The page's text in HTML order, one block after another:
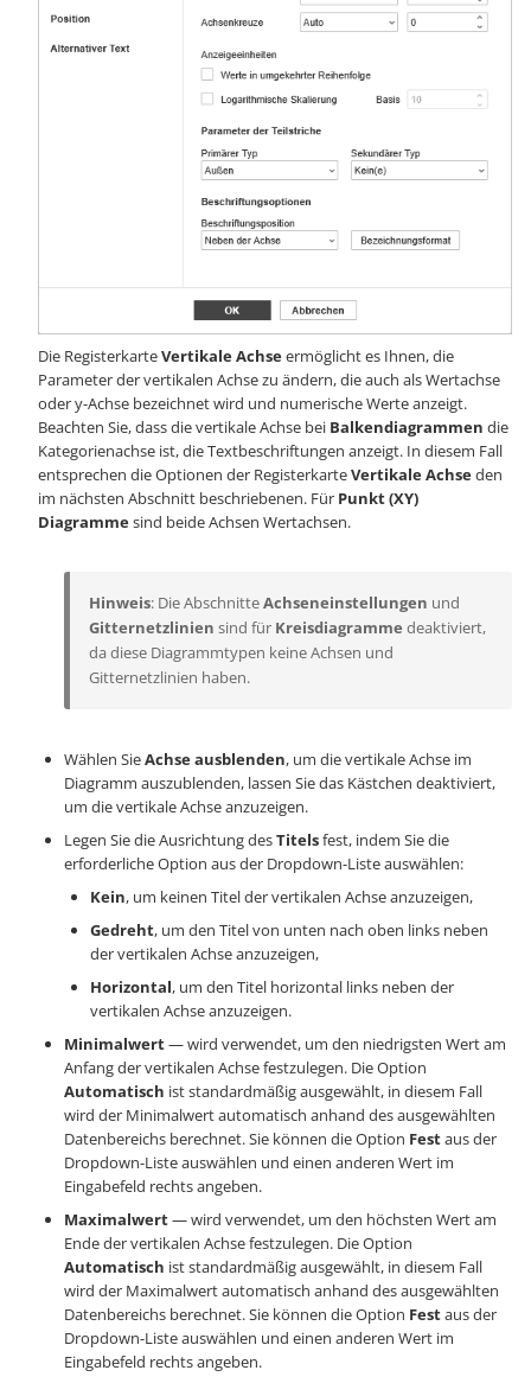
Die RegisterkarteVertikale Achseermöglicht es Ihnen, die
Parameter der vertikalen Achse zu ändern, die auch als Wertachse
oder y-Achse bezeichnet wird und numerische Werte anzeigt.
Beachten Sie, dass die vertikale Achse bei Balkendiagrammen die
Kategorienachse ist, die Textbeschriftungen anzeigt. In diesem Fall
entsprechen die Optionen der RegisterkarteVertikale Achseden
im nächsten Abschnitt beschriebenen. Für Punkt (XY)
Diagrammesind beide Achsen Wertachsen.
Hinweis: Die AbschnitteAchseneinstellungen und
Gitternetzlinien sind für Kreisdiagramme deaktiviert,
da diese Diagrammtypen keine Achsen und
Gitternetzlinien haben.
Wählen SieAchse ausblenden, um die vertikale Achse im
Diagramm auszublenden, lassen Sie das Kästchen deaktiviert,
um die vertikale Achse anzuzeigen.
Legen Sie die Ausrichtung desTitelsfest, indem Sie die
erforderliche Option aus der Dropdown-Liste auswählen:
Kein, um keinen Titel der vertikalen Achse anzuzeigen,
Gedreht, um den Titel von unten nach oben links neben
der vertikalen Achse anzuzeigen,
Horizontal, um den Titel horizontal links neben der
vertikalen Achse anzuzeigen.
Minimalwert— wird verwendet, um den niedrigsten Wert am
Anfang der vertikalen Achse festzulegen. Die Option
Automatisch ist standardmäßig ausgewählt, in diesem Fall
wird der Minimalwert automatisch anhand des ausgewählten
Datenbereichs berechnet. Sie können die Option Festaus der
Dropdown-Liste auswählen und einen anderen Wert im
Eingabefeld rechts angeben.
Maximalwert— wird verwendet, um den höchsten Wert am
Ende der vertikalen Achse festzulegen. Die Option
Automatisch ist standardmäßig ausgewählt, in diesem Fall
wird der Maximalwert automatisch anhand des ausgewählten
Datenbereichs berechnet. Sie können die Option Festaus der
Dropdown-Liste auswählen und einen anderen Wert im
Eingabefeld rechts angeben.